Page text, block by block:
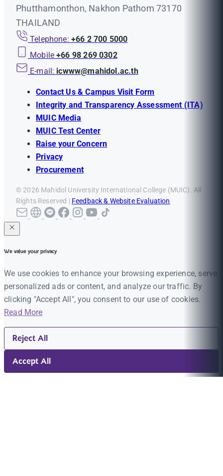
Phutthamonthon, Nakhon Pathom 73170
THAILAND
Telephone: +66 2 700 5000
Mobile +66 98 269 0302
E-mail: icwww@mahidol.ac.th
Contact Us & Campus Visit Form
Integrity and Transparency Assessment (ITA)
MUIC Media
MUIC Test Center
Raise your Concern
Privacy
Procurement
© 2026 Mahidol University International College (MUIC). All
Rights Reserved | Feedback & Website Evaluation
We value your privacy
We use cookies to enhance your browsing experience, serve
personalized ads or content, and analyze our traffic. By
clicking "Accept All", you consent to our use of cookies.
Read More
Reject All
Accept All